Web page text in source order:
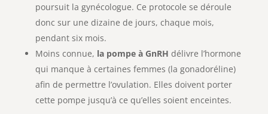
poursuit la gynécologue. Ce protocole se déroule
donc sur une dizaine de jours, chaque mois,
pendant six mois.
Moins connue, la pompe à GnRH délivre l’hormone
qui manque à certaines femmes (la gonadoréline)
afin de permettre l’ovulation. Elles doivent porter
cette pompe jusqu’à ce qu’elles soient enceintes.